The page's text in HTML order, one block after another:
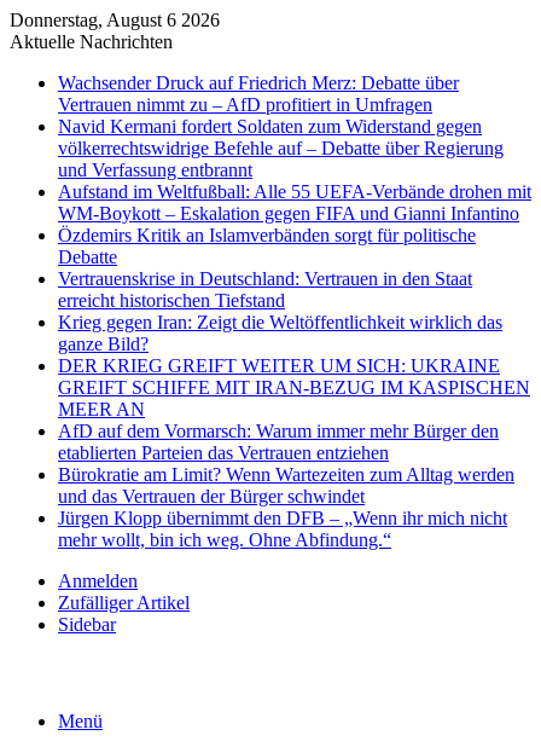
Donnerstag, August 6 2026
Aktuelle Nachrichten
Wachsender Druck auf Friedrich Merz: Debatte über
Vertrauen nimmt zu – AfD profitiert in Umfragen
Navid Kermani fordert Soldaten zum Widerstand gegen
völkerrechtswidrige Befehle auf – Debatte über Regierung
und Verfassung entbrannt
Aufstand im Weltfußball: Alle 55 UEFA-Verbände drohen mit
WM-Boykott – Eskalation gegen FIFA und Gianni Infantino
Özdemirs Kritik an Islamverbänden sorgt für politische
Debatte
Vertrauenskrise in Deutschland: Vertrauen in den Staat
erreicht historischen Tiefstand
Krieg gegen Iran: Zeigt die Weltöffentlichkeit wirklich das
ganze Bild?
DER KRIEG GREIFT WEITER UM SICH: UKRAINE
GREIFT SCHIFFE MIT IRAN-BEZUG IM KASPISCHEN
MEER AN
AfD auf dem Vormarsch: Warum immer mehr Bürger den
etablierten Parteien das Vertrauen entziehen
Bürokratie am Limit? Wenn Wartezeiten zum Alltag werden
und das Vertrauen der Bürger schwindet
Jürgen Klopp übernimmt den DFB – „Wenn ihr mich nicht
mehr wollt, bin ich weg. Ohne Abfindung.“
Anmelden
Zufälliger Artikel
Sidebar
Menü